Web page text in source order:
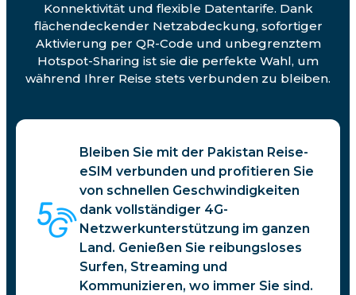
Konnektivität und flexible Datentarife. Dank
flächendeckender Netzabdeckung, sofortiger
Aktivierung per QR-Code und unbegrenztem
Hotspot-Sharing ist sie die perfekte Wahl, um
während Ihrer Reise stets verbunden zu bleiben.
Bleiben Sie mit der Pakistan Reise-
eSIM verbunden und profitieren Sie
von schnellen Geschwindigkeiten
dank vollständiger 4G-
Netzwerkunterstützung im ganzen
Land. Genießen Sie reibungsloses
Surfen, Streaming und
Kommunizieren, wo immer Sie sind.